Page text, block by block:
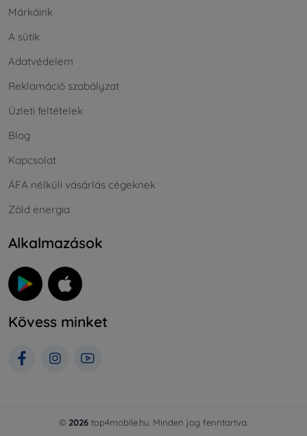
Márkáink
A sütik
Adatvédelem
Reklamáció szabályzat
Üzleti feltételek
Blog
Kapcsolat
ÁFA nélküli vásárlás cégeknek
Zöld energia
Alkalmazások
Kövess minket
© 2026 top4mobile.hu. Minden jog fenntartva.